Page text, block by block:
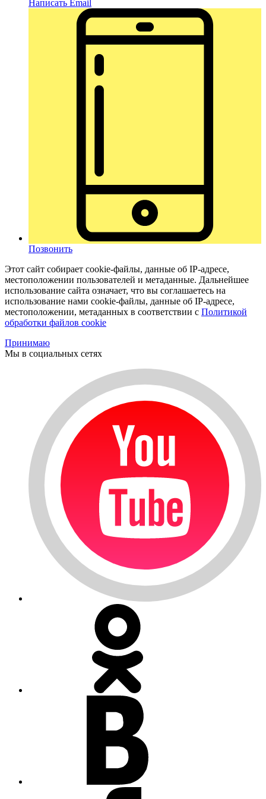
Написать Email
Позвонить
Этот сайт собирает cookie-файлы, данные об IP-адресе,
местоположении пользователей и метаданные. Дальнейшее
использование сайта означает, что вы соглашаетесь на
использование нами cookie-файлы, данные об IP-адресе,
местоположении, метаданных в соответствии с Политикой
обработки файлов cookie
Принимаю
Мы в социальных сетях